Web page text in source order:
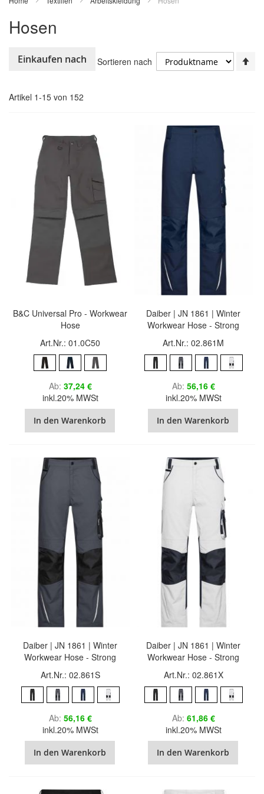
Hosen
Artikel 1-15 von 152
Sortieren nach
B&C Universal Pro - Workwear
Hose
Art.Nr.: 01.0C50
Ab 37,24 €
inkl.20% MWSt
In den Warenkorb
Daiber | JN 1861 | Winter
Workwear Hose - Strong
Art.Nr.: 02.861M
Ab 56,16 €
inkl.20% MWSt
In den Warenkorb
Daiber | JN 1861 | Winter
Workwear Hose - Strong
Art.Nr.: 02.861S
Ab 56,16 €
inkl.20% MWSt
In den Warenkorb
Daiber | JN 1861 | Winter
Workwear Hose - Strong
Art.Nr.: 02.861X
Ab 61,86 €
inkl.20% MWSt
In den Warenkorb
Einkaufen nach